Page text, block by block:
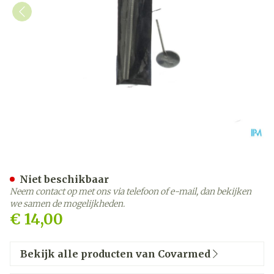
€ 14,00
Niet beschikbaar
Neem contact op met ons via telefoon of e-mail, dan bekijken
we samen de mogelijkheden.
Bekijk alle producten van Covarmed